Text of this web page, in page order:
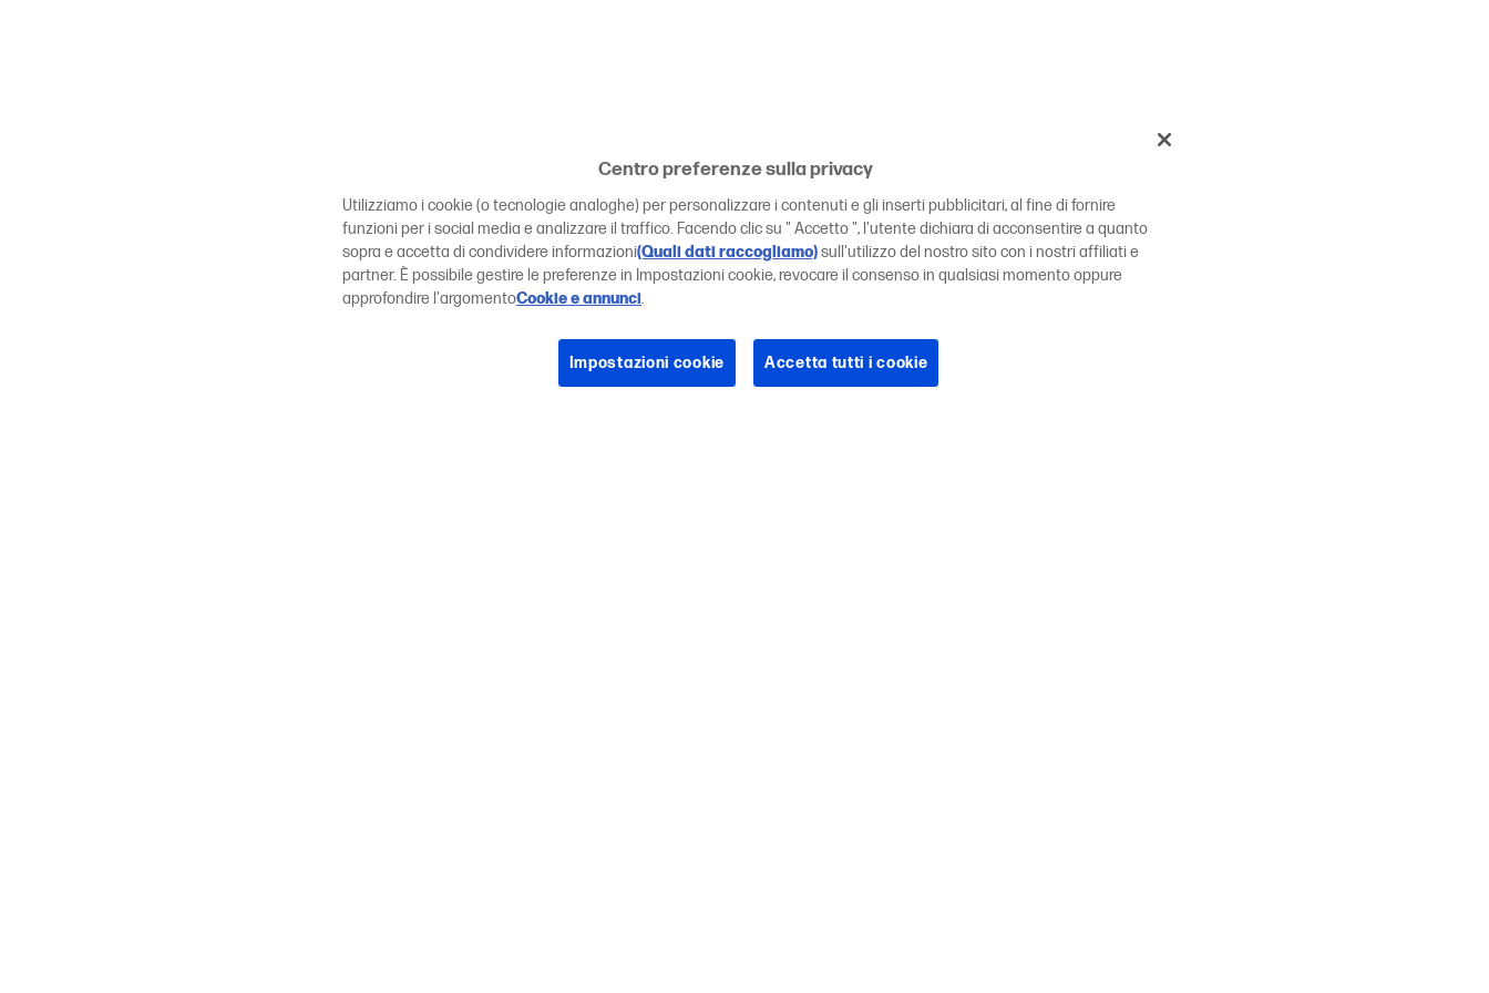
Centro preferenze sulla privacy
Utilizziamo i cookie (o tecnologie analoghe) per personalizzare i contenuti e gli inserti pubblicitari, al fine di fornire
funzioni per i social media e analizzare il traffico. Facendo clic su " Accetto ", l'utente dichiara di acconsentire a quanto
sopra e accetta di condividere informazioni(Quali dati raccogliamo)sull'utilizzo del nostro sito con i nostri affiliati e
partner. È possibile gestire le preferenze in Impostazioni cookie, revocare il consenso in qualsiasi momento oppure
approfondire l'argomentoCookie e annunci.
Impostazioni cookie Accetta tutti i cookie